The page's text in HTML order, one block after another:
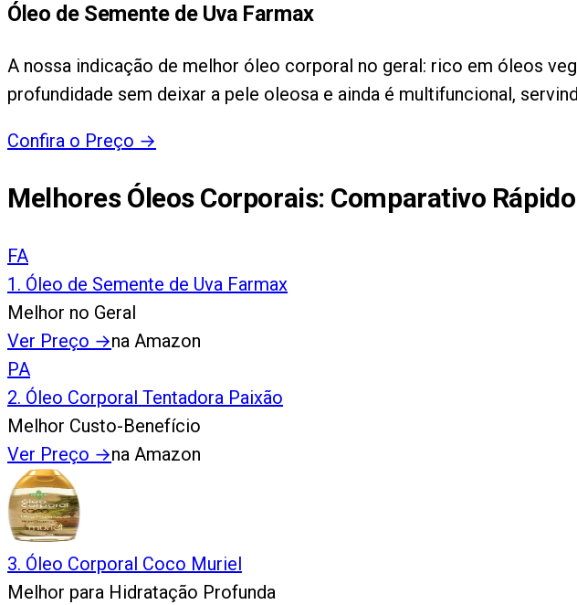
Óleo de Semente de Uva Farmax
A nossa indicação de melhor óleo corporal no geral: rico em óleos
profundidade sem deixar a pele oleosa e ainda é multifuncional,
Confira o Preço →
Melhores Óleos Corporais: Comparativo Rápido
FA
1 . Óleo de Semente de Uva Farmax
Melhor no Geral
Ver Preço →na Amazon
PA
2. Óleo Corporal Tentadora Paixão
Melhor Custo-Benefício
Ver Preço →na Amazon
3. Óleo Corporal Coco Muriel
Melhor para Hidratação Profunda